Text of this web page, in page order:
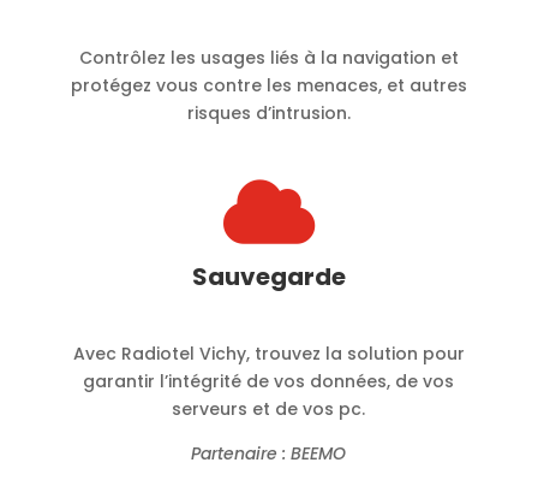
Contrôlez les usages liés à la navigation et
protégez vous contre les menaces, et autres
risques d’intrusion.

Sauvegarde
Avec Radiotel Vichy, trouvez la solution pour
garantir l’intégrité de vos données, de vos
serveurs et de vos pc.
Partenaire : BEEMO